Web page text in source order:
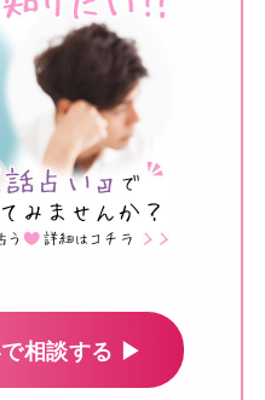
相談する ▶